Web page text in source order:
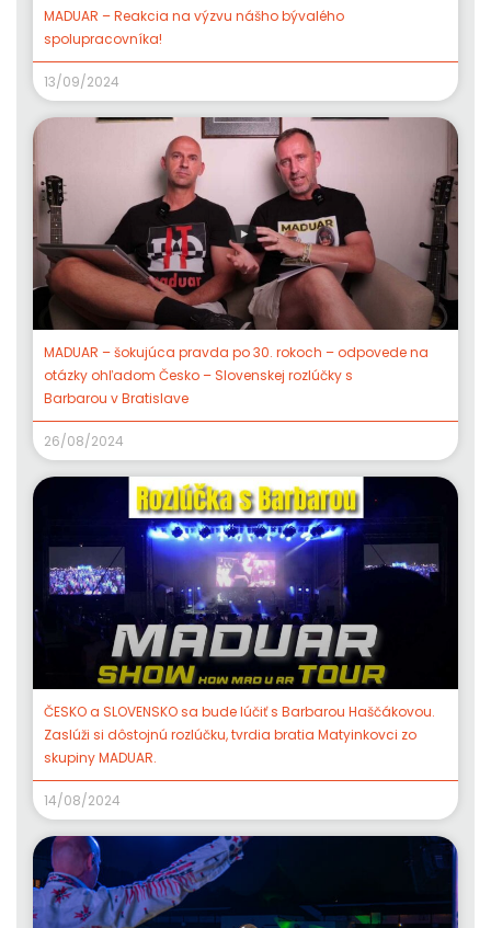
MADUAR – Reakcia na výzvu nášho bývalého
spolupracovníka!
13/09/2024
MADUAR – šokujúca pravda po 30. rokoch – odpovede na
otázky ohľadom Česko – Slovenskej rozlúčky s
Barbarou v Bratislave
26/08/2024
ČESKO a SLOVENSKO sa bude lúčiť s Barbarou Haščákovou.
Zaslúži si dôstojnú rozlúčku, tvrdia bratia Matyinkovci zo
skupiny MADUAR.
14/08/2024